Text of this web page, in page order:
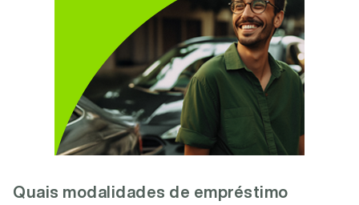
Quais modalidades de empréstimo